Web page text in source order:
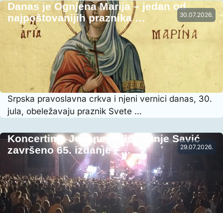
30.07.2026.
Danas je Ognjena Marija – jedan od
najpoštovanijih praznika …
Srpska pravoslavna crkva i njeni vernici danas, 30.
jula, obeležavaju praznik Svete …
29.07.2026.
Koncertima Jovane Pajić i Tanje Savić
završeno 65. izdanje F…